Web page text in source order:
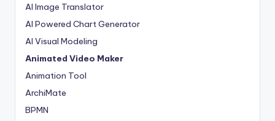
AI Image Translator
AI Powered Chart Generator
AI Visual Modeling
Animated Video Maker
Animation Tool
ArchiMate
BPMN